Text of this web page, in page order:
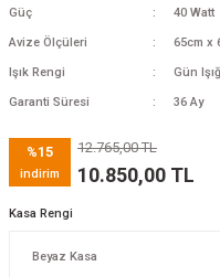
Güç 40 Watt
Avize Ölçüleri 65cm x
Işık Rengi Gün
Garanti Süresi 36 Ay
%15
indirim
12.765,00 TL
10.850,00 TL
Kasa Rengi